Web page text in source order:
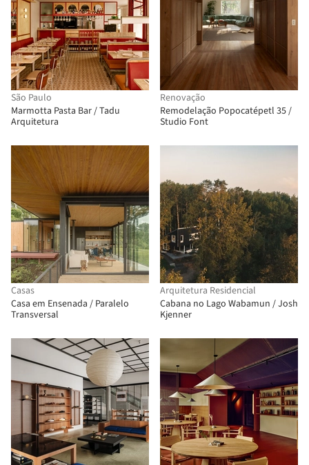
São Paulo
Marmotta Pasta Bar / Tadu
Arquitetura
Renovação
Remodelação Popocatépetl 35 /
Studio Font
Casas
Casa em Ensenada / Paralelo
Transversal
Arquitetura Residencial
Cabana no Lago Wabamun / Josh
Kjenner